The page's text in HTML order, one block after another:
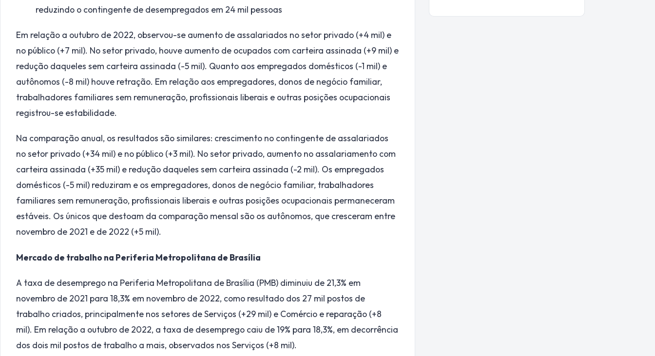
reduzindo o contingente de desempregados em 24 mil pessoas
Em relação a outubro de 2022, observou-se aumento de assalariados no setor privado (+4 mil) e
no público (+7 mil). No setor privado, houve aumento de ocupados com carteira assinada (+9 mil) e
redução daqueles sem carteira assinada (-5 mil). Quanto aos empregados domésticos (-1 mil) e
autônomos (-8 mil) houve retração. Em relação aos empregadores, donos de negócio familiar,
trabalhadores familiares sem remuneração, profissionais liberais e outras posições ocupacionais
registrou-se estabilidade.
Na comparação anual, os resultados são similares: crescimento no contingente de assalariados
no setor privado (+34 mil) e no público (+3 mil). No setor privado, aumento no assalariamento com
carteira assinada (+35 mil) e redução daqueles sem carteira assinada (-2 mil). Os empregados
domésticos (-5 mil) reduziram e os empregadores, donos de negócio familiar, trabalhadores
familiares sem remuneração, profissionais liberais e outras posições ocupacionais permaneceram
estáveis. Os únicos que destoam da comparação mensal são os autônomos, que cresceram entre
novembro de 2021 e de 2022 (+5 mil).
Mercado de trabalho na Periferia Metropolitana de Brasília
A taxa de desemprego na Periferia Metropolitana de Brasília (PMB) diminuiu de 21,3% em
novembro de 2021 para 18,3% em novembro de 2022, como resultado dos 27 mil postos de
trabalho criados, principalmente nos setores de Serviços (+29 mil) e Comércio e reparação (+8
mil). Em relação a outubro de 2022, a taxa de desemprego caiu de 19% para 18,3%, em decorrência
dos dois mil postos de trabalho a mais, observados nos Serviços (+8 mil).